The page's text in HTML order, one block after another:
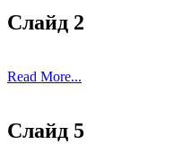
Слайд 2
Read More...
Слайд 5